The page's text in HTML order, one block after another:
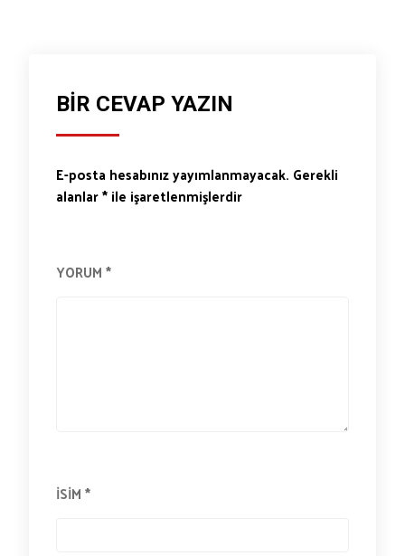
BIR CEVAP YAZIN
E-posta hesabınız yayımlanmayacak. Gerekli
alanlar*ile işaretlenmişlerdir
YORUM*
İSIM*